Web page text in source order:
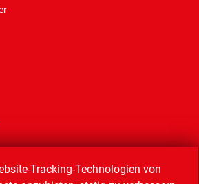
Tracking-Technologien von